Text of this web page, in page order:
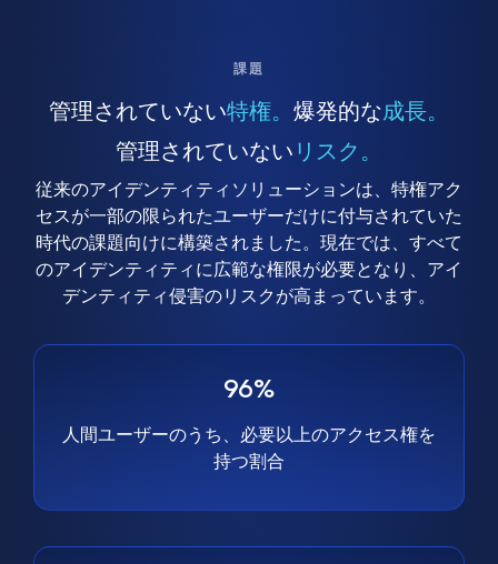
課題
管理されていない特権。 爆発的な成長。
管理されていない リスク。
従来のアイデンティティソリューションは、特権アク
セスが一部の限られたユーザーだけに付与されていた
時代の課題向けに構築されました。現在では、すべて
のアイデンティティに広範な権限が必要となり、アイ
デンティティ侵害のリスクが高まっています。
96%
人間ユーザーのうち、必要以上のアクセス権を
持つ割合